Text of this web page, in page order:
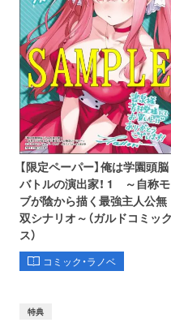
【限定ペーパー】俺は学園頭脳
バトルの演出家！ 1 ～自称モ
ブが陰から描く最強主人公無
双シナリオ～（ガルドコミック
ス）
コミック・ラノベ
特典